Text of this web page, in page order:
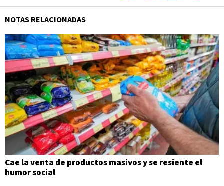
NOTAS RELACIONADAS
Cae la venta de productos masivos y se resiente el
humor social